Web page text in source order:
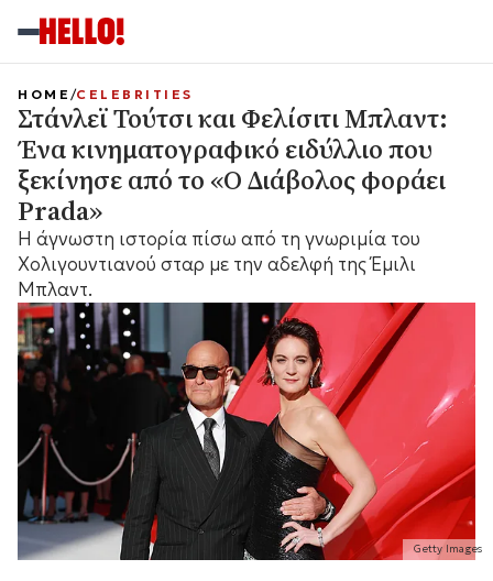
Getty Images
HOME CELEBRITIES
Στάνλεϊ Τούτσι και Φελίσιτι Μπλαντ:
Ένα κινηματογραφικό ειδύλλιο που
ξεκίνησε από το «Ο Διάβολος φοράει
Prada»
Η άγνωστη ιστορία πίσω από τη γνωριμία του
Χολιγουντιανού σταρ με την αδελφή της Έμιλι
Μπλαντ.